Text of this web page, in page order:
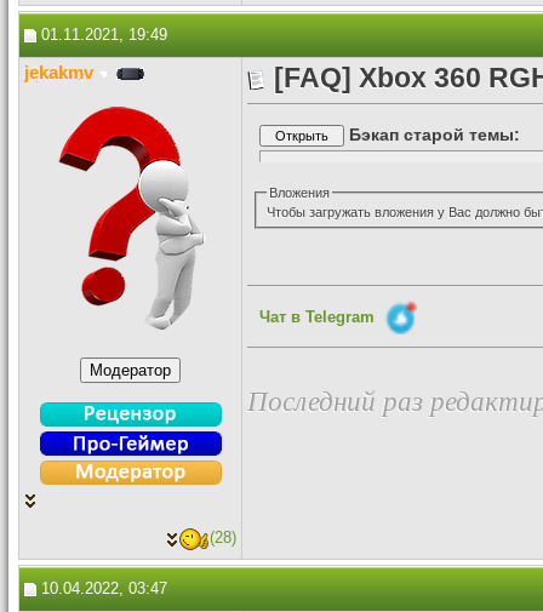
01.11.2021, 19:49
jekakmv [FAQ] Xbox 360
Бэкап старой темы:
Вложения
Чтобы загружать вложения у Вас должно
Чат в Telegram
Последний раз
(28)
10.04.2022, 03:47